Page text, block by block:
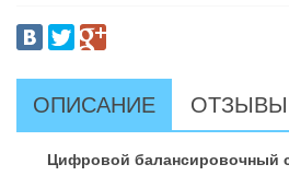
ОПИСАНИЕ ОТЗЫВЫ
Цифровой балансировочный